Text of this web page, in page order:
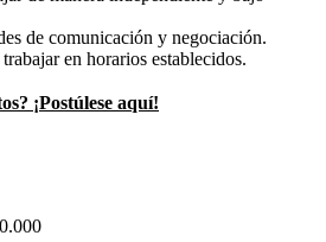
de comunicación y negociación.
en horarios establecidos.
¡Postúlese aquí!